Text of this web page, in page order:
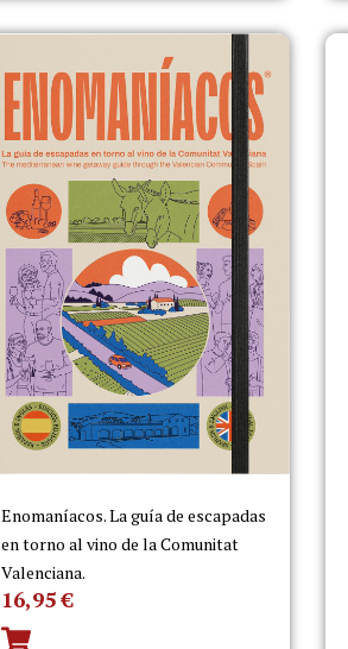
Enomaníacos. La guía de escapadas
en torno al vino de la Comunitat
Valenciana.
16,95€